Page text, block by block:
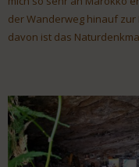
der Wanderweg hinauf zur
davon ist das